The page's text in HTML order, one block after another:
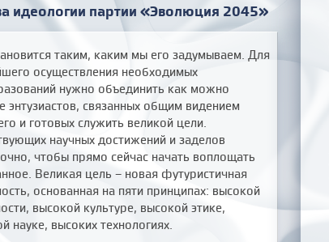
идеологии партии «Эволюция 2045»
таким, каким мы его задумываем. Для
осуществления необходимых
нужно объединить как можно
энтузиастов, связанных общим видением
и готовых служить великой цели.
научных достижений и заделов
чтобы прямо сейчас начать воплощать
Великая цель – новая футуристичная
основанная на пяти принципах: высокой
высокой культуре, высокой этике,
науке, высоких технологиях.